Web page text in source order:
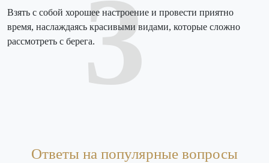
3
Взять с собой хорошее настроение и провести приятно
время, наслаждаясь красивыми видами, которые сложно
рассмотреть с берега.
Ответы на популярные вопросы